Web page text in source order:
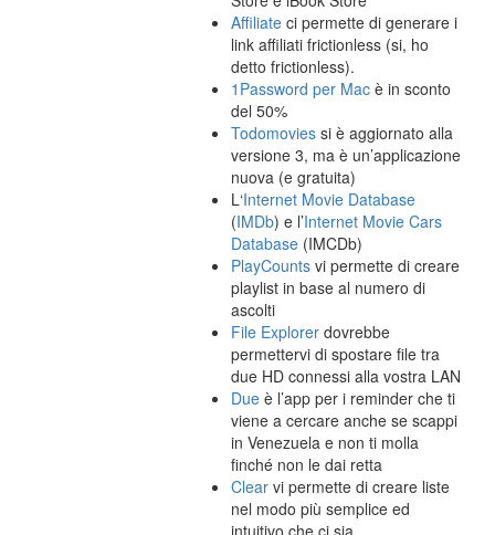
Affiliate ci permette di generare i
link affiliati frictionless (si, ho
detto frictionless).
1Password per Mac è in sconto
del 50%
Todomovies si è aggiornato alla
versione 3, ma è un’applicazione
nuova (e gratuita)
L‘Internet Movie Database
(IMDb) e l’Internet Movie Cars
Database (IMCDb)
PlayCounts vi permette di creare
playlist in base al numero di
ascolti
File Explorer dovrebbe
permettervi di spostare file tra
due HD connessi alla vostra LAN
Due è l’app per i reminder che ti
viene a cercare anche se scappi
in Venezuela e non ti molla
finché non le dai retta
Clear vi permette di creare liste
nel modo più semplice ed
intuitivo che ci sia